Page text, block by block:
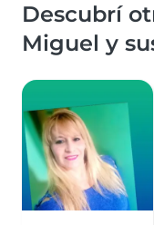
Descubrí
Miguel y